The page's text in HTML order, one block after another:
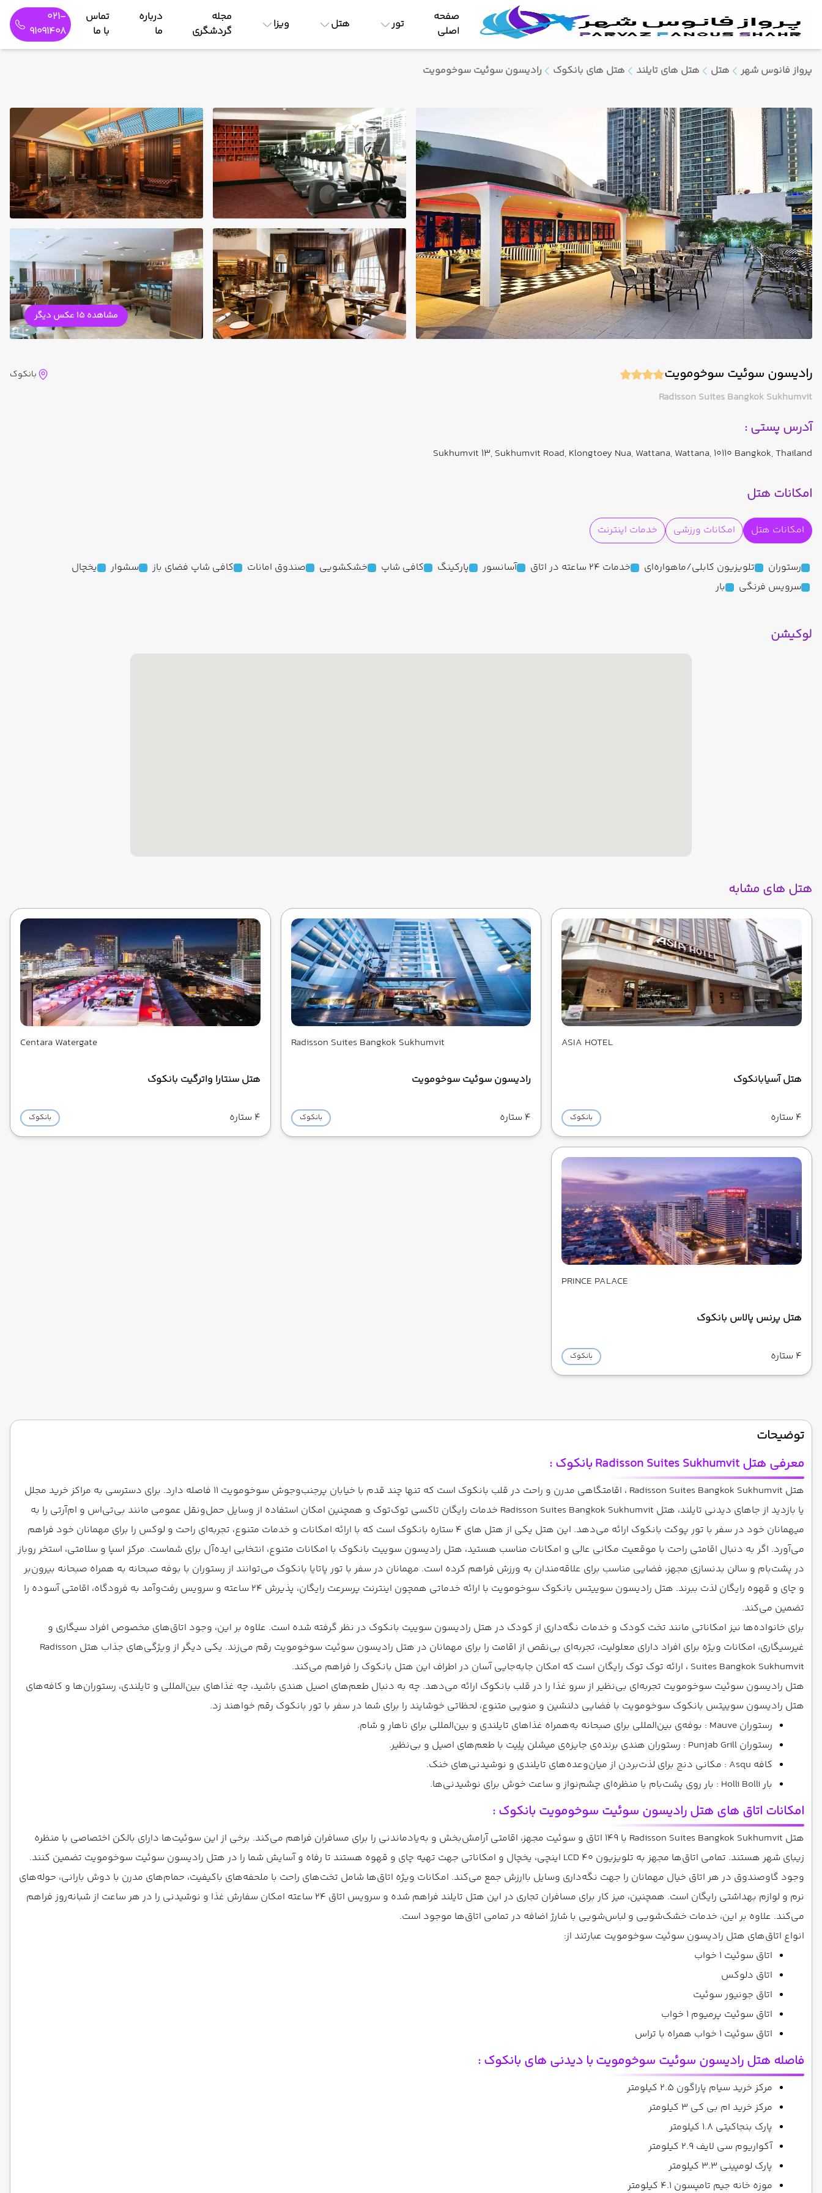
صفحه
اصلی
تور هتل ویزا
مجله
گردشگری
درباره
ما
تماس
با ما
021-
91091408
پرواز فانوس شهر هتل هتل های تایلند هتل های بانکوک رادیسون سوئیت سوخومویت
مشاهده 15 عکس دیگر
رادیسون سوئیت سوخومویت
Radisson Suites Bangkok Sukhumvit
بانکوک
آدرس پستی :
Sukhumvit 13, Sukhumvit Road, Klongtoey Nua, Wattana, Wattana, 10110 Bangkok, Thailand
امکانات هتل
امکانات هتل امکانات ورزشی خدمات اینترنت
رستوران تلویزیون کابلی/ماهواره‌ای خدمات 24 ساعته در اتاق آسانسور پارکینگ کافی شاپ خشکشویی صندوق امانات کافی شاپ فضای باز سشوار
یخچال
سرویس فرنگی
بار
لوکیشن
هتل های مشابه
ASIA HOTEL
هتل آسیابانکوک
4 ستاره بانکوک
Radisson Suites Bangkok Sukhumvit
رادیسون سوئیت سوخومویت
4 ستاره بانکوک
Centara Watergate
هتل سنتارا واترگیت بانکوک
4 ستاره بانکوک
PRINCE PALACE
هتل پرنس پالاس بانکوک
4 ستاره بانکوک
توضیحات
معرفی هتل Radisson Suites Sukhumvit
بانکوک :
هتل Radisson Suites Bangkok Sukhumvit ، اقامتگاهی مدرن و راحت در قلب بانکوک است که تنها چند قدم با خیابان پرجنب‌وجوش سوخومویت 11 فاصله دارد. برای دسترسی به مراکز خرید مجلل
یا بازدید از جاهای دیدنی تایلند، هتل Radisson Suites Bangkok Sukhumvit خدمات رایگان تاکسی توک‌توک و همچنین امکان استفاده از وسایل حمل‌ونقل عمومی مانند بی‌تی‌اس و ام‌آر‌تی را به
میهمانان خود در سفر با تور پوکت بانکوک ارائه می‌دهد. این هتل یکی از هتل های 4 ستاره بانکوک است که با ارائه امکانات و خدمات متنوع، تجربه‌ای راحت و لوکس را برای مهمانان خود فراهم
می‌آورد. اگر به دنبال اقامتی راحت با موقعیت مکانی عالی و امکانات مناسب هستید، هتل رادیسون سوییت بانکوک با امکانات متنوع، انتخابی ایده‌آل برای شماست. مرکز اسپا و سلامتی، استخر روباز
در پشت‌بام و سالن بدنسازی مجهز، فضایی مناسب برای علاقه‌مندان به ورزش فراهم کرده است. مهمانان در سفر با تور پاتایا بانکوک می‌توانند از رستوران با بوفه صبحانه به همراه صبحانه بیرون‌بر
و چای و قهوه رایگان لذت ببرند. هتل رادیسون سوییتس بانکوک سوخومویت با ارائه خدماتی همچون اینترنت پرسرعت رایگان، پذیرش ۲۴ ساعته و سرویس رفت‌وآمد به فرودگاه، اقامتی آسوده را
تضمین می‌کند.
برای خانواده‌ها نیز امکاناتی مانند تخت کودک و خدمات نگه‌داری از کودک در هتل رادیسون سوییت بانکوک در نظر گرفته شده است. علاوه بر این، وجود اتاق‌های مخصوص افراد سیگاری و
غیرسیگاری، امکانات ویژه برای افراد دارای معلولیت، تجربه‌ای بی‌نقص از اقامت را برای مهمانان در هتل رادیسون سوئیت سوخومویت رقم می‌زند. یکی دیگر از ویژگی‌های جذاب هتل Radisson
Suites Bangkok Sukhumvit ، ارائه توک توک رایگان است که امکان جابه‌جایی آسان در اطراف این هتل بانکوک را فراهم می‌کند.
هتل رادیسون سوئیت سوخومویت تجربه‌ای بی‌نظیر از سرو غذا را در قلب بانکوک ارائه می‌دهد. چه به دنبال طعم‌های اصیل هندی باشید، چه غذاهای بین‌المللی و تایلندی، رستوران‌ها و کافه‌های
هتل رادیسون سوییتس بانکوک سوخومویت با فضایی دلنشین و منویی متنوع، لحظاتی خوشایند را برای شما در سفر با تور بانکوک رقم خواهند زد.
رستوران Mauve : بوفه‌ی بین‌المللی برای صبحانه به‌همراه غذاهای تایلندی و بین‌المللی برای ناهار و شام.
رستوران Punjab Grill : رستوران هندی برنده‌ی جایزه‌ی میشلن پلِیت با طعم‌های اصیل و بی‌نظیر.
کافه Asqu : مکانی دنج برای لذت‌بردن از میان‌وعده‌های تایلندی و نوشیدنی‌های خنک.
بار Holli Bolli : بار روی پشت‌بام با منظره‌ای چشم‌نواز و ساعت خوش برای نوشیدنی‌ها.
امکانات اتاق های هتل رادیسون سوئیت سوخومویت بانکوک :
هتل Radisson Suites Bangkok Sukhumvit با ۱۴۹ اتاق و سوئیت مجهز، اقامتی آرامش‌بخش و به‌یادماندنی را برای مسافران فراهم می‌کند. برخی از این سوئیت‌ها دارای بالکن اختصاصی با منظره
زیبای شهر هستند. تمامی اتاق‌ها مجهز به تلویزیون LCD ۴۰ اینچی، یخچال و امکاناتی جهت تهیه چای و قهوه هستند تا رفاه و آسایش شما را در هتل رادیسون سوئیت سوخومویت تضمین کنند.
وجود گاوصندوق در هر اتاق خیال مهمانان را جهت نگه‌داری وسایل باارزش جمع می‌کند. امکانات ویژه اتاق‌ها شامل تخت‌های راحت با ملحفه‌های باکیفیت، حمام‌های مدرن با دوش بارانی، حوله‌های
نرم و لوازم بهداشتی رایگان است. همچنین، میز کار برای مسافران تجاری در این هتل تایلند فراهم شده و سرویس اتاق ۲۴ ساعته امکان سفارش غذا و نوشیدنی را در هر ساعت از شبانه‌روز فراهم
می‌کند. علاوه بر این، خدمات خشک‌شویی و لباس‌شویی با شارژ اضافه در تمامی اتاق‌ها موجود است.
انواع اتاق‌های هتل رادیسون سوئیت سوخومویت عبارتند از:
اتاق سوئیت 1 خواب
اتاق دلوکس
اتاق جونیور سوئیت
اتاق سوئیت پرمیوم 1 خواب
اتاق سوئیت 1 خواب همراه با تراس
فاصله هتل رادیسون سوئیت سوخومویتبا دیدنی های بانکوک :
مرکز خرید سیام پاراگون 2.5 کیلومتر
مرکز خرید ام بی کی 3 کیلومتر
پارک بنجاکیتی 1.8 کیلومتر
آکواریوم سی لایف 2.9 کیلومتر
پارک لومپینی 3.3 کیلومتر
موزه خانه جیم تامپسون 4.1 کیلومتر